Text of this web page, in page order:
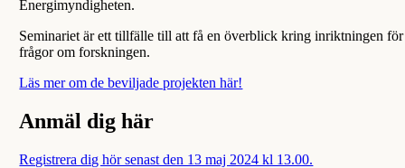
Energimyndigheten.
Seminariet är ett tillfälle till att få en överblick kring inriktningen
frågor om forskningen.
Läs mer om de beviljade projekten här!
Anmäl dig här
Registrera dig hör senast den 13 maj 2024 kl 13.00.